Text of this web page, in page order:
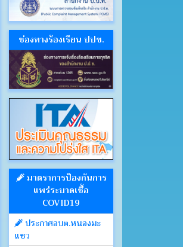
ช่องทางร้องเรียน ปปช.
มาตราการป้องกันการ
แพร่ระบาดเชื้อ
COVID19
ประกาศอบต.หนองมะ
แซว